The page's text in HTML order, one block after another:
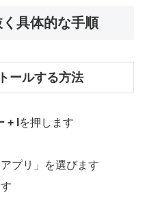
具体的な手順
ールする方法
I を押します
プリ」を選びます